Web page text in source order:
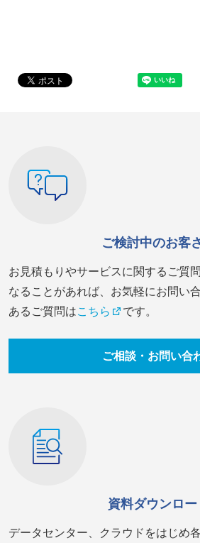
ご検討中のお客
お見積もりやサービスに関するご質
なることがあれば、お気軽にお問い
あるご質問はこちら です。
ご相談・お問い合
資料ダウンロー
データセンター、クラウドをはじめ